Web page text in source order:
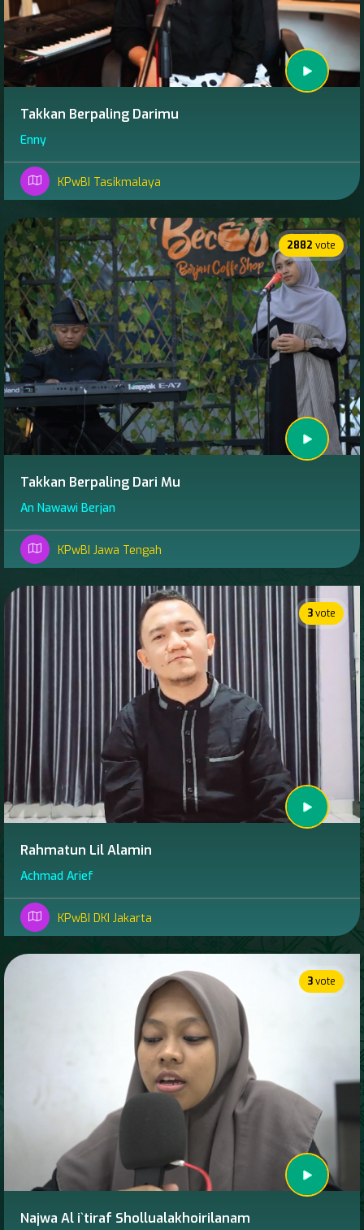
Takkan Berpaling Darimu
Enny
KPwBI Tasikmalaya
2882 vote
Takkan Berpaling Dari Mu
An Nawawi Berjan
KPwBI Jawa Tengah
3vote
Rahmatun Lil Alamin
Achmad Arief
KPwBI DKI Jakarta
3vote
Najwa Al i`tiraf Shollualakhoirilanam